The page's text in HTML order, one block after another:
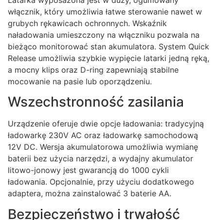
włącznik, który umożliwia łatwe sterowanie nawet w
grubych rękawicach ochronnych. Wskaźnik
naładowania umieszczony na włączniku pozwala na
bieżąco monitorować stan akumulatora. System Quick
Release umożliwia szybkie wypięcie latarki jedną ręką,
a mocny klips oraz D-ring zapewniają stabilne
mocowanie na pasie lub oporządzeniu.
Wszechstronność zasilania
Urządzenie oferuje dwie opcje ładowania: tradycyjną
ładowarkę 230V AC oraz ładowarkę samochodową
12V DC. Wersja akumulatorowa umożliwia wymianę
baterii bez użycia narzędzi, a wydajny akumulator
litowo-jonowy jest gwarancją do 1000 cykli
ładowania. Opcjonalnie, przy użyciu dodatkowego
adaptera, można zainstalować 3 baterie AA.
Bezpieczeństwo i trwałość